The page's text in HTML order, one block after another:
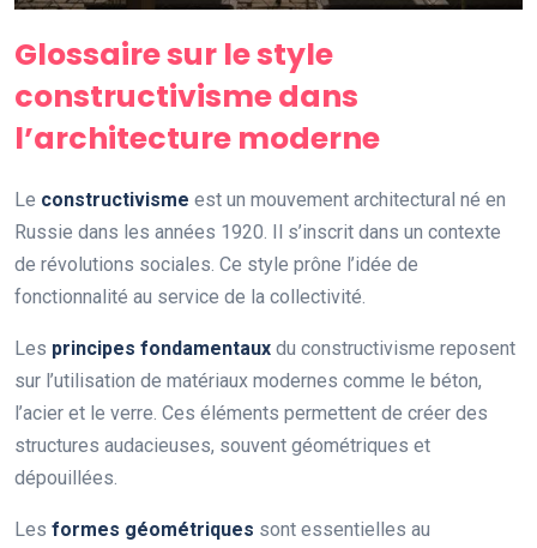
Glossaire sur le style
constructivisme dans
l’architecture moderne
Le constructivisme est un mouvement architectural né en
Russie dans les années 1920. Il s’inscrit dans un contexte
de révolutions sociales. Ce style prône l’idée de
fonctionnalité au service de la collectivité.
Les principes fondamentaux du constructivisme reposent
sur l’utilisation de matériaux modernes comme le béton,
l’acier et le verre. Ces éléments permettent de créer des
structures audacieuses, souvent géométriques et
dépouillées.
Les formes géométriques sont essentielles au